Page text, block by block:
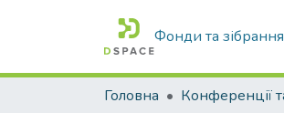
Фонди та зібрання
Головна